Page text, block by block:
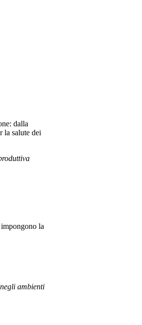
dalla
la salute dei
impongono la
ambienti